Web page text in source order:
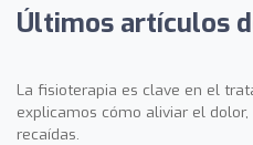
Últimos artículos
La fisioterapia es clave en el
explicamos cómo aliviar el
recaídas.